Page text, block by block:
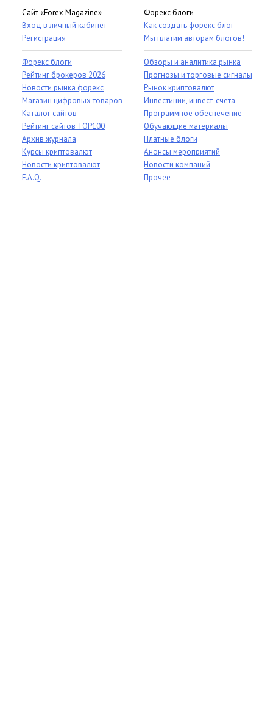
Сайт «Forex Magazine»
Вход в личный кабинет
Регистрация
Форекс блоги
Рейтинг брокеров 2026
Новости рынка форекс
Магазин цифровых товаров
Каталог сайтов
Рейтинг сайтов TOP100
Архив журнала
Курсы криптовалют
Новости криптовалют
F.A.Q.
Форекс блоги
Как создать форекс блог
Мы платим авторам блогов!
Обзоры и аналитика рынка
Прогнозы и торговые сигналы
Рынок криптовалют
Инвестиции, инвест-счета
Программное обеспечение
Обучающие материалы
Платные блоги
Анонсы мероприятий
Новости компаний
Прочее